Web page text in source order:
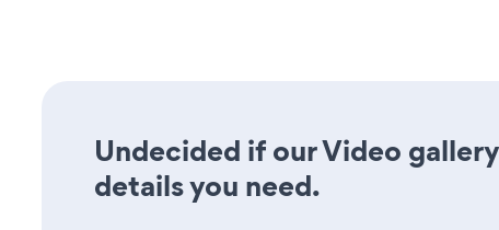
Undecided if our Video
details you need.